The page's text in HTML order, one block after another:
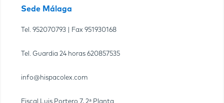
Sede Málaga
Tel. 952070793 | Fax 951930168
Tel. Guardia 24 horas 620857535
info@hispacolex.com
Fiscal Luis Portero 7, 2ª Planta